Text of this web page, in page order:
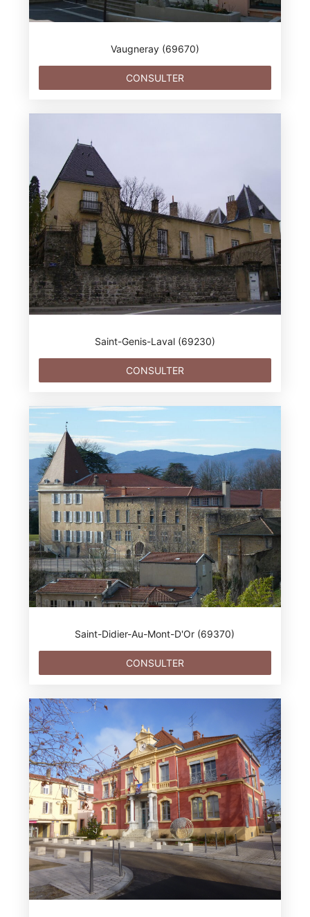
LA TOUR-DE-SALVAGNY
Vaugneray (69670)
CONSULTER
Saint-Genis-Laval (69230)
CONSULTER
Saint-Didier-Au-Mont-D'Or (69370)
CONSULTER